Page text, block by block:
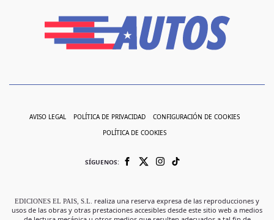
AVISO LEGAL POLÍTICA DE PRIVACIDAD CONFIGURACIÓN DE COOKIES
POLÍTICA DE COOKIES
SÍGUENOS:
EDICIONES EL PAIS, S.L.
realiza una reserva expresa de las reproducciones y
usos de las obras y otras prestaciones accesibles desde este sitio web a medios